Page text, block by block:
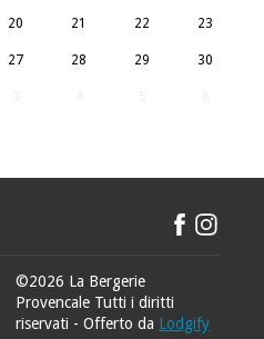
20 21 22 23
27 28 29 30
©2026 La Bergerie
Provencale Tutti i diritti
riservati - Offerto da Lodgify